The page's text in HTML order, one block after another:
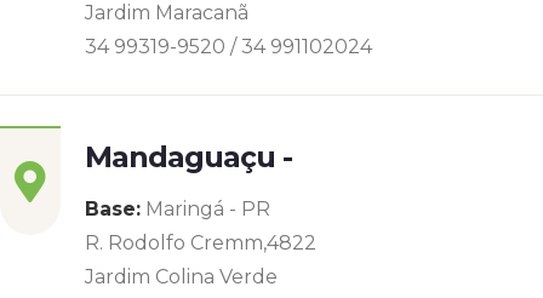
Jardim Maracanã
34 99319-9520 / 34 991102024
Mandaguaçu -
Base: Maringá - PR
R. Rodolfo Cremm,4822
Jardim Colina Verde